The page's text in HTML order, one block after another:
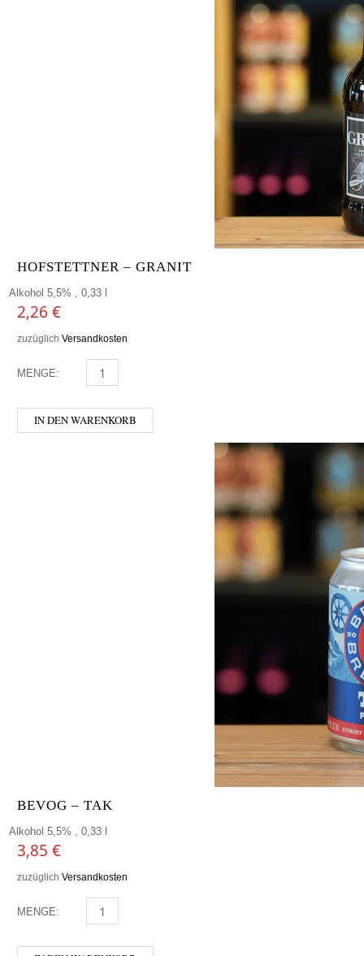
HOFSTETTNER – GRANIT
Alkohol 5,5% , 0,33 l
2,26 €
zuzüglich Versandkosten
MENGE: HOFSTETTNER - GRANIT MENGE
IN DEN WARENKORB
BEVOG – TAK
Alkohol 5,5% , 0,33 l
3,85 €
zuzüglich Versandkosten
MENGE: BEVOG - TAK MENGE